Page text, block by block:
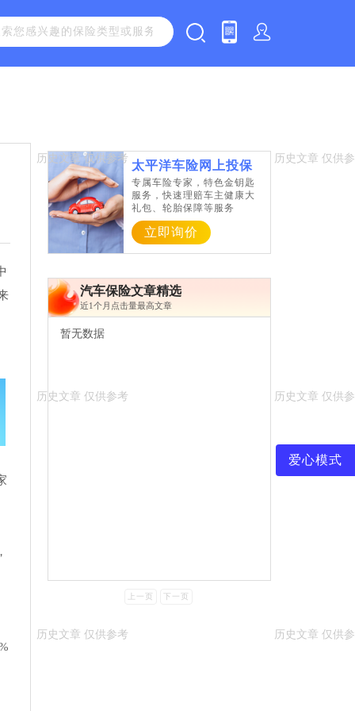
太平洋车险网上投保
专属车险专家，特色金钥匙
服务，快速理赔车主健康大
礼包、轮胎保障等服务
立即询价
汽车保险文章精选
近1个月点击量最高文章
暂无数据
上一页 下一页
爱心模式